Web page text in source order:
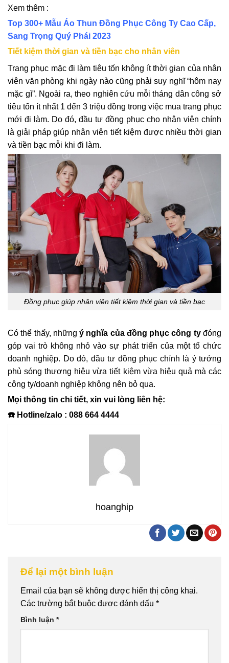
Xem thêm :
Top 300+ Mẫu Áo Thun Đồng Phục Công Ty Cao Cấp,
Sang Trọng Quý Phái 2023
Tiết kiệm thời gian và tiền bạc cho nhân viên
Trang phục mặc đi làm tiêu tốn không ít thời gian của nhân
viên văn phòng khi ngày nào cũng phải suy nghĩ “hôm nay
mặc gì”. Ngoài ra, theo nghiên cứu mỗi tháng dân công sở
tiêu tốn ít nhất 1 đến 3 triệu đồng trong việc mua trang phục
mới đi làm. Do đó, đầu tư đồng phục cho nhân viên chính
là giải pháp giúp nhân viên tiết kiệm được nhiều thời gian
và tiền bạc mỗi khi đi làm.
Đồng phục giúp nhân viên tiết kiệm thời gian và tiền bạc
Có thể thấy, những ý nghĩa của đồng phục công tyđóng
góp vai trò không nhỏ vào sự phát triển của một tổ chức
doanh nghiệp. Do đó, đầu tư đồng phục chính là ý tưởng
phủ sóng thương hiệu vừa tiết kiệm vừa hiệu quả mà các
công ty/doanh nghiệp không nên bỏ qua.
Mọi thông tin chi tiết, xin vui lòng liên hệ:
☎️ Hotline/zalo : 088 664 4444
hoanghip
Để lại một bình luận
Email của bạn sẽ không được hiển thị công khai.
Các trường bắt buộc được đánh dấu *
Bình luận *